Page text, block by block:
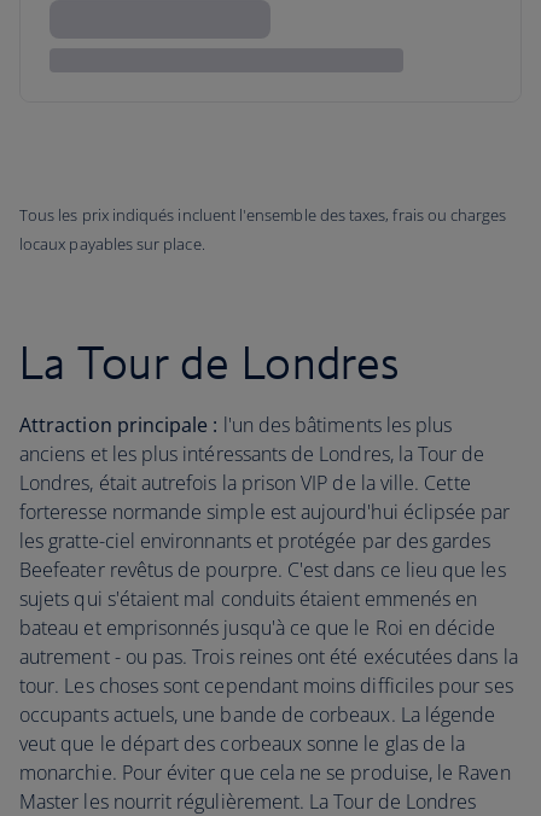
Tous les prix indiqués incluent l'ensemble des taxes, frais ou charges
locaux payables sur place.
La Tour de Londres
Attraction principale : l'un des bâtiments les plus
anciens et les plus intéressants de Londres, la Tour de
Londres, était autrefois la prison VIP de la ville. Cette
forteresse normande simple est aujourd'hui éclipsée par
les gratte-ciel environnants et protégée par des gardes
Beefeater revêtus de pourpre. C'est dans ce lieu que les
sujets qui s'étaient mal conduits étaient emmenés en
bateau et emprisonnés jusqu'à ce que le Roi en décide
autrement - ou pas. Trois reines ont été exécutées dans la
tour. Les choses sont cependant moins difficiles pour ses
occupants actuels, une bande de corbeaux. La légende
veut que le départ des corbeaux sonne le glas de la
monarchie. Pour éviter que cela ne se produise, le Raven
Master les nourrit régulièrement. La Tour de Londres